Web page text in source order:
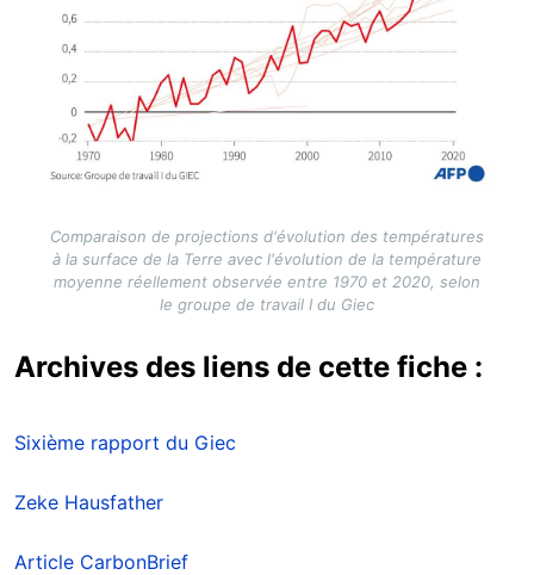
Comparaison de projections d'évolution des températures
à la surface de la Terre avec l'évolution de la température
moyenne réellement observée entre 1970 et 2020, selon
le groupe de travail I du Giec
Archives des liens de cette fiche :
Sixième rapport du Giec
Zeke Hausfather
Article CarbonBrief